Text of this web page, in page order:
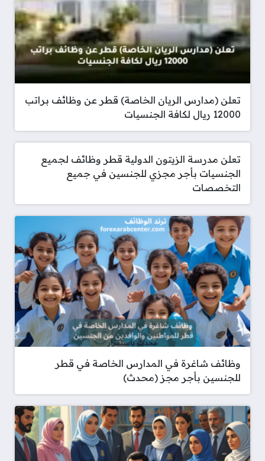
تعلن (مدارس الريان الخاصة) قطر عن وظائف براتب
12000 ريال لكافة الجنسيات
تعلن مدرسة الزيتون الدولية قطر وظائف لجميع
الجنسيات بأجر مجزي للجنسين في جميع
التخصصات
وظائف شاغرة في المدارس الخاصة في قطر
للجنسين بأجر مجز (محدث)